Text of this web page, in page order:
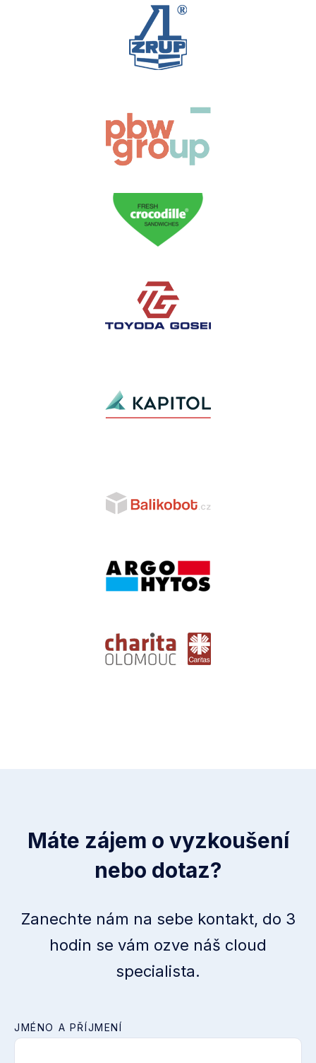
Máte zájem o vyzkoušení
nebo dotaz?
Zanechte nám na sebe kontakt, do 3
hodin se vám ozve náš cloud
specialista.
JMÉNO A PŘÍJMENÍ